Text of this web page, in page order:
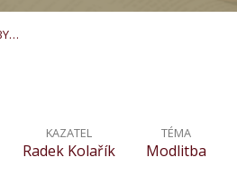
KAZATEL
Radek Kolařík
TÉMA
Modlitba